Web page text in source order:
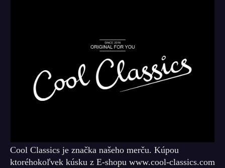
Cool Classics je značka našeho merču. Kúpou
ktoréhokoľvek kúsku z E-shopu www.cool-classics.com